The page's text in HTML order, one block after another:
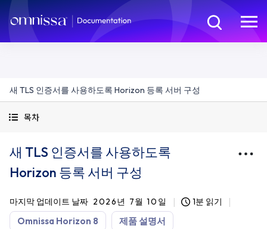
새 TLS 인증서를 사용하도록 Horizon 등록 서버 구성
목차
새 TLS 인증서를 사용하도록
Horizon 등록 서버 구성
마지막 업데이트 날짜 2026년 7월 10일 1분 읽기
Omnissa Horizon 8 제품 설명서